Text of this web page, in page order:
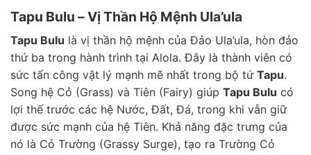
Tapu Bulu – Vị Thần Hộ Mệnh Ula’ula
Tapu Bulu là vị thần hộ mệnh của Đảo Ula’ula, hòn đảo
thứ ba trong hành trình tại Alola. Đây là thành viên có
sức tấn công vật lý mạnh mẽ nhất trong bộ tứ Tapu.
Song hệ Cỏ (Grass) và Tiên (Fairy) giúp Tapu Bulu có
lợi thế trước các hệ Nước, Đất, Đá, trong khi vẫn giữ
được sức mạnh của hệ Tiên. Khả năng đặc trưng của
nó là Cỏ Trường (Grassy Surge), tạo ra Trường Cỏ